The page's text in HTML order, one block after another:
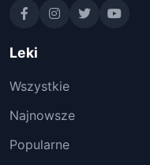
Leki
Wszystkie
Najnowsze
Popularne